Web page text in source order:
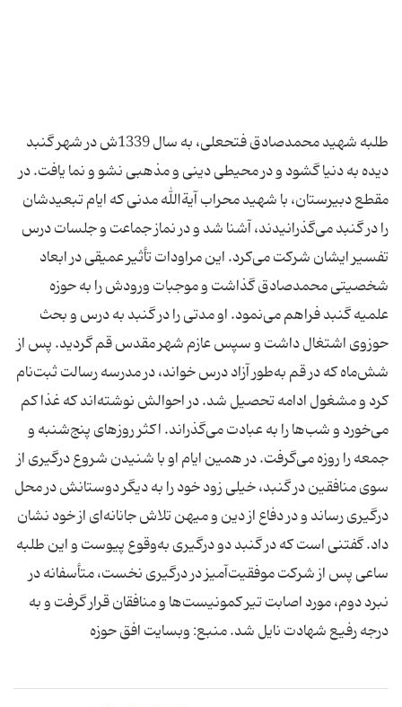
طلبه شهید محمدصادق فتحعلی، به سال 1339ش در شهر گنبد
دیده به دنیا گشود و در محیطی دینی و مذهبی نشو و نما یافت. در
مقطع دبیرستان، با شهید محراب آیةالله‌ مدنی که ایام تبعیدشان
را در گنبد می‌گذرانیدند، آشنا ‌شد و در نماز جماعت و جلسات درس
تفسیر ایشان شرکت می‌کرد. این مراودات تأثیر عمیقی در ابعاد
شخصیتی محمدصادق گذاشت و موجبات ورودش را به حوزه
علمیه گنبد فراهم می‌نمود. او مدتی را در گنبد به درس و بحث
حوزوی اشتغال داشت و سپس عازم شهر مقدس قم گردید. پس از
شش‌ماه که در قم به‌‌طور آزاد درس خواند، در مدرسه رسالت ثبت‌نام
کرد و مشغول ادامه تحصیل ‌شد. در احوالش نوشته‌اند که غذا کم
می‌خورد و شب‌ها را به عبادت می‌گذراند. اکثر روزهای پنج‌شنبه و
جمعه را روزه می‌گرفت. در همین ایام او با شنیدن شروع درگیری از
سوی منافقین در گنبد، خیلی زود خود را به دیگر دوستانش در محل
درگیری ‌رساند و در دفاع از دین و میهن تلاش جانانه‌ای از خود نشان
داد. گفتنی است که در گنبد دو درگیری به‌وقوع پیوست و این طلبه
ساعی پس از شرکت موفقیت‌آمیز در درگیری نخست، متأسفانه در
نبرد دوم، مورد اصابت تیر کمونیست‌ها و منافقان قرار گرفت و به
درجه رفیع شهادت نایل ‌شد. منبع: وبسایت افق حوزه